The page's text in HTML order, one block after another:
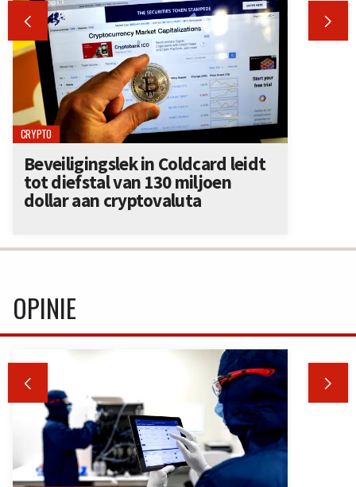
 
CRYPTO
Beveiligingslek in Coldcard leidt
tot diefstal van 130 miljoen
dollar aan cryptovaluta
OPINIE
 